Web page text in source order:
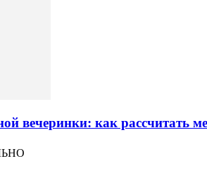
вечеринки: как рассчитать